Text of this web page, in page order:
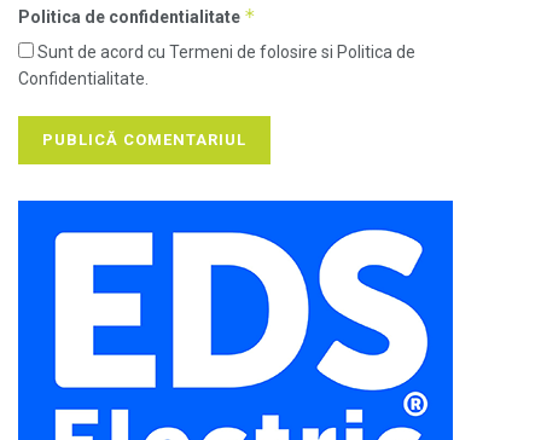
Politica de confidentialitate *
Sunt de acord cu Termeni de folosire si Politica de
Confidentialitate.